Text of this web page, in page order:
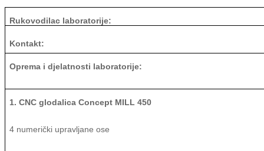
Rukovodilac laboratorije:
Kontakt:
Oprema i djelatnosti laboratorije:
1. CNC glodalica Concept MILL 450
4 numerički upravljane ose